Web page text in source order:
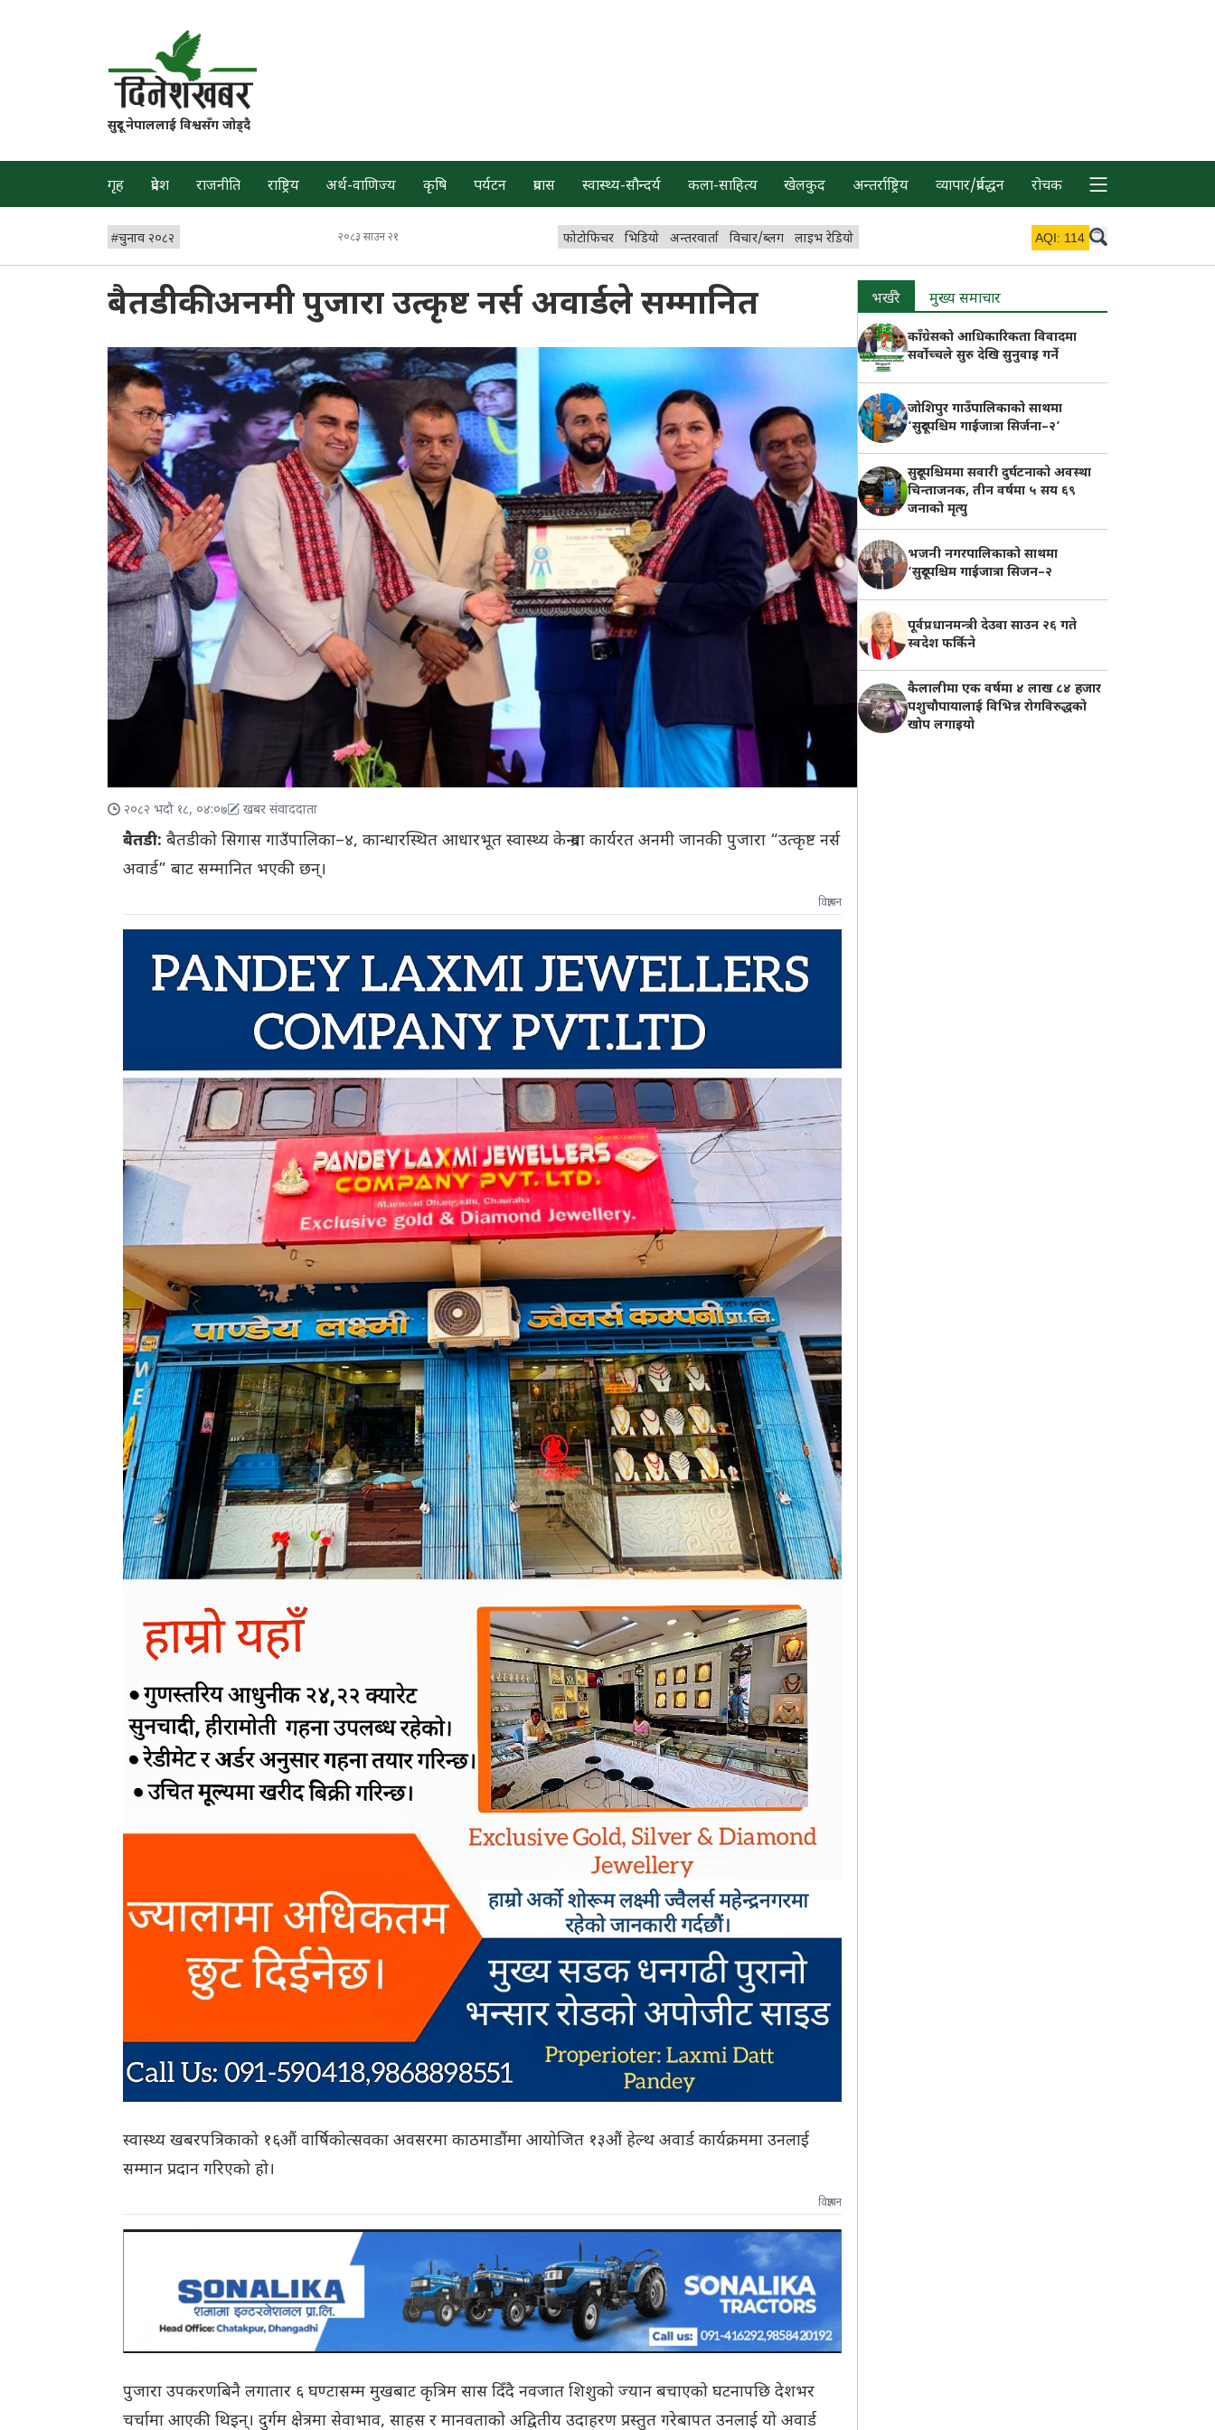
सुदूर नेपाललाई विश्वसँग जोड्दै
गृह प्रदेश राजनीति राष्ट्रिय अर्थ-वाणिज्य कृषि पर्यटन प्रवास स्वास्थ्य-सौन्दर्य कला-साहित्य खेलकुद अन्तर्राष्ट्रिय व्यापार/प्रर्वद्धन रोचक
#चुनाव २०८२ २०८३ साउन २१ फोटोफिचर भिडियो अन्तरवार्ता विचार/ब्लग लाइभ रेडियो AQI: 114
बैतडीकी अनमी पुजारा उत्कृष्ट नर्स अवार्डले सम्मानित
२०८२ भदौ १८, ०४:०७ खबर संवाददाता
बैतडी: बैतडीको सिगास गाउँपालिका–४, कान्धारस्थित आधारभूत स्वास्थ्य केन्द्रमा कार्यरत अनमी जानकी पुजारा “उत्कृष्ट नर्स
अवार्ड” बाट सम्मानित भएकी छन्।
विज्ञापन
स्वास्थ्य खबरपत्रिकाको १६औं वार्षिकोत्सवका अवसरमा काठमाडौंमा आयोजित १३औं हेल्थ अवार्ड कार्यक्रममा उनलाई
सम्मान प्रदान गरिएको हो।
विज्ञापन
पुजारा उपकरणबिनै लगातार ६ घण्टासम्म मुखबाट कृत्रिम सास दिँदै नवजात शिशुको ज्यान बचाएको घटनापछि देशभर
चर्चामा आएकी थिइन्। दुर्गम क्षेत्रमा सेवाभाव, साहस र मानवताको अद्वितीय उदाहरण प्रस्तुत गरेबापत उनलाई यो अवार्ड
भर्खरै मुख्य समाचार
काँग्रेसको आधिकारिकता विवादमा
सर्वोच्चले सुरु देखि सुनुवाइ गर्ने
जोशिपुर गाउँपालिकाको साथमा
‘सुदूरपश्चिम गाईजात्रा सिर्जना–२’
सुदूरपश्चिममा सवारी दुर्घटनाको अवस्था
चिन्ताजनक, तीन वर्षमा ५ सय ६९
जनाको मृत्यु
भजनी नगरपालिकाको साथमा
‘सुदूरपश्चिम गाईजात्रा सिजन–२
पूर्वप्रधानमन्त्री देउवा साउन २६ गते
स्वदेश फर्किने
कैलालीमा एक वर्षमा ४ लाख ८४ हजार
पशुचौपायालाई विभिन्न रोगविरुद्धको
खोप लगाइयाे